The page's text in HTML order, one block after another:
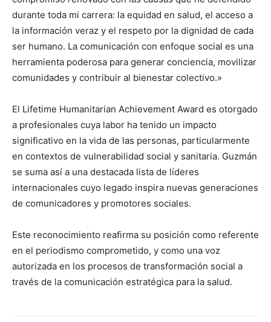
durante toda mi carrera: la equidad en salud, el acceso a
la información veraz y el respeto por la dignidad de cada
ser humano. La comunicación con enfoque social es una
herramienta poderosa para generar conciencia, movilizar
comunidades y contribuir al bienestar colectivo.»
El Lifetime Humanitarian Achievement Award es otorgado
a profesionales cuya labor ha tenido un impacto
significativo en la vida de las personas, particularmente
en contextos de vulnerabilidad social y sanitaria. Guzmán
se suma así a una destacada lista de líderes
internacionales cuyo legado inspira nuevas generaciones
de comunicadores y promotores sociales.
Este reconocimiento reafirma su posición como referente
en el periodismo comprometido, y como una voz
autorizada en los procesos de transformación social a
través de la comunicación estratégica para la salud.